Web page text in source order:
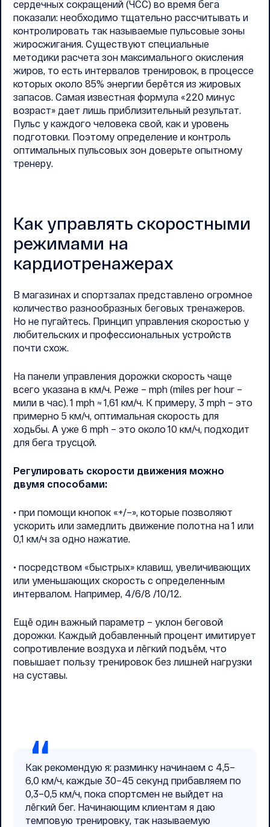
сердечных сокращений (ЧСС) во время бега
показали: необходимо тщательно рассчитывать и
контролировать так называемые пульсовые зоны
жиросжигания. Существуют специальные
методики расчета зон максимального окисления
жиров, то есть интервалов тренировок, в процессе
которых около 85% энергии берётся из жировых
запасов. Самая известная формула «220 минус
возраст» дает лишь приблизительный результат.
Пульс у каждого человека свой, как и уровень
подготовки. Поэтому определение и контроль
оптимальных пульсовых зон доверьте опытному
тренеру.
Как управлять скоростными
режимами на
кардиотренажерах
В магазинах и спортзалах представлено огромное
количество разнообразных беговых тренажеров.
Но не пугайтесь. Принцип управления скоростью у
любительских и профессиональных устройств
почти схож.
На панели управления дорожки скорость чаще
всего указана в км/ч. Реже – mph (miles per hour –
мили в час). 1 mph ≈ 1,61 км/ч. К примеру, 3 mph – это
примерно 5 км/ч, оптимальная скорость для
ходьбы. А уже 6 mph – это около 10 км/ч, подходит
для бега трусцой.
Регулировать скорости движения можно
двумя способами:
• при помощи кнопок «+/–», которые позволяют
ускорить или замедлить движение полотна на 1 или
0,1 км/ч за одно нажатие.
• посредством «быстрых» клавиш, увеличивающих
или уменьшающих скорость с определенным
интервалом. Например, 4/6/8 /10/12.
Ещё один важный параметр – уклон беговой
дорожки. Каждый добавленный процент имитирует
сопротивление воздуха и лёгкий подъём, что
повышает пользу тренировок без лишней нагрузки
на суставы.
Как рекомендую я: разминку начинаем с 4,5–
6,0 км/ч, каждые 30–45 секунд прибавляем по
0,3–0,5 км/ч, пока спортсмен не выйдет на
лёгкий бег. Начинающим клиентам я даю
темповую тренировку, так называемую